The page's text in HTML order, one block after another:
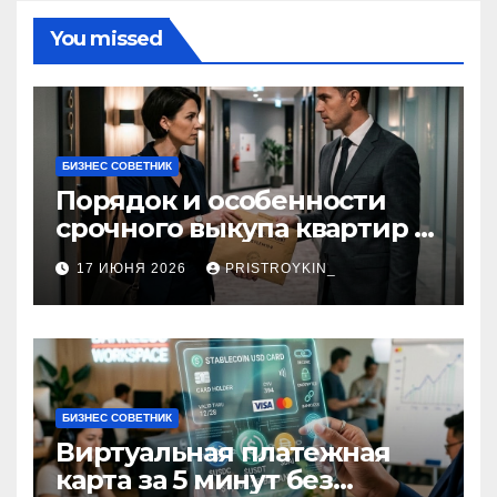
You missed
БИЗНЕС СОВЕТНИК
Порядок и особенности
срочного выкупа квартир в
срок 1–3 дня
17 ИЮНЯ 2026 PRISTROYKIN_
БИЗНЕС СОВЕТНИК
Виртуальная платежная
карта за 5 минут без